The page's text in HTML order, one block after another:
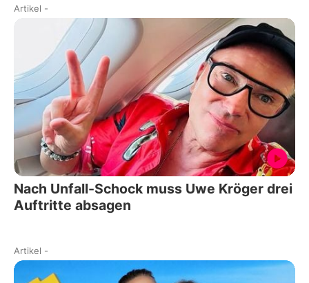
Artikel -
Nach Unfall-Schock muss Uwe Kröger drei
Auftritte absagen
Artikel -